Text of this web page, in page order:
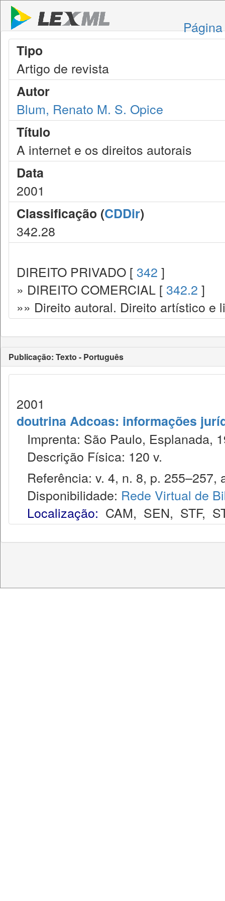
Tipo
Artigo de revista
Autor
Blum, Renato M. S. Opice
Título
A internet e os direitos autorais
Data
2001
Classificação (CDDir)
342.28
DIREITO PRIVADO [ 342 ]
» DIREITO COMERCIAL [ 342.2 ]
»» Direito autoral. Direito artístico e
Publicação: Texto - Português
2001
doutrina Adcoas: informações
Imprenta: São Paulo, Esplanada,
Descrição Física: 120 v.
Referência: v. 4, n. 8, p. 255–257,
Disponibilidade: Rede Virtual de
Localização: CAM, SEN, STF,